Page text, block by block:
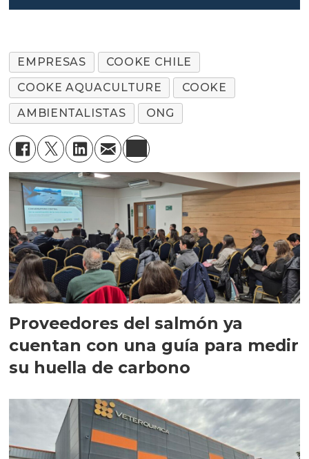
EMPRESAS
COOKE CHILE
COOKE AQUACULTURE
COOKE
AMBIENTALISTAS
ONG
Proveedores del salmón ya
cuentan con una guía para medir
su huella de carbono